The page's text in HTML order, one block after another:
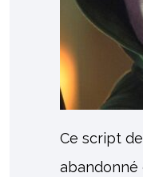
Ce script